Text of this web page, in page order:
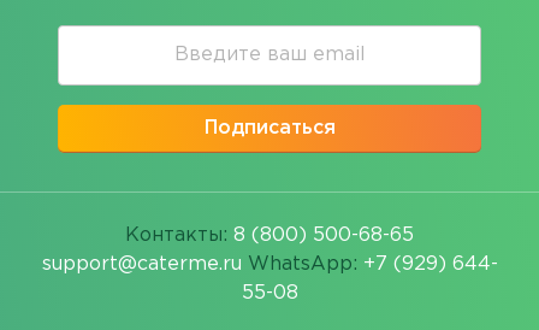
Подписаться
Контакты: 8 (800) 500-68-65
support@caterme.ru WhatsApp: +7 (929) 644-
55-08